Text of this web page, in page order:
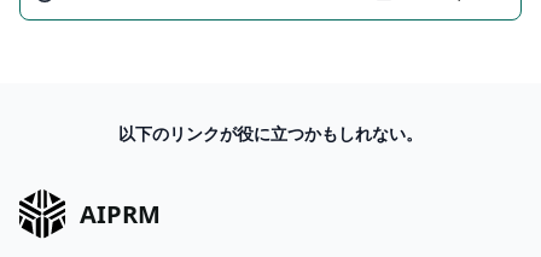
以下のリンクが役に立つかもしれない。
AIPRM